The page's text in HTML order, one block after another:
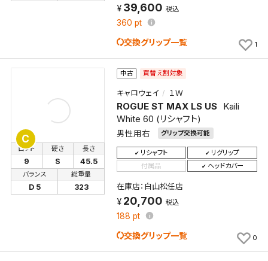
39,600 税込
360 pt
交換グリップ一覧 1
C
中古 買替え割対象
キャロウェイ １Ｗ
ROGUE ST MAX LS US
Kaili
White 60 (リシャフト)
男性用右 グリップ交換可能
ロフト
9
硬さ
S
長さ
45.5
バランス
D 5
総重量
323
リシャフト
リグリップ
付属品
ヘッドカバー
在庫店：白山松任店
20,700 税込
188 pt
交換グリップ一覧 0